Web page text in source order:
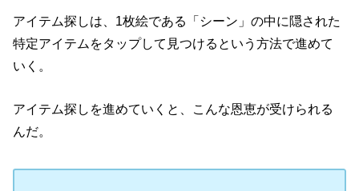
アイテム探しは、1枚絵である「シーン」の中に隠された
特定アイテムをタップして見つけるという方法で進めて
いく。
アイテム探しを進めていくと、こんな恩恵が受けられる
んだ。